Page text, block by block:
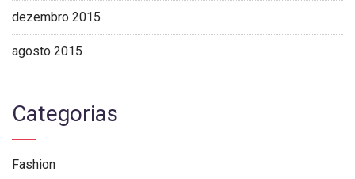
dezembro 2015
agosto 2015
Categorias
Fashion